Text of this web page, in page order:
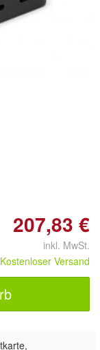
207,83 €
inkl. MwSt.
Kostenloser Versand